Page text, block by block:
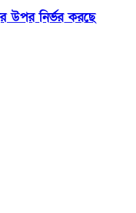
উপর নির্ভর করছে